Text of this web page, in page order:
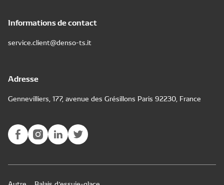
Informations de contact
service.client@denso-ts.it
Adresse
Gennevilliers, 177, avenue des Grésillons Paris 92230, France